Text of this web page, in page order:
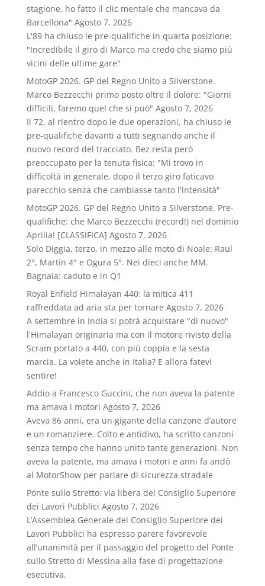
stagione, ho fatto il clic mentale che mancava da
Barcellona" Agosto 7, 2026
L'89 ha chiuso le pre-qualifiche in quarta posizione:
"Incredibile il giro di Marco ma credo che siamo più
vicini delle ultime gare"
MotoGP 2026. GP del Regno Unito a Silverstone.
Marco Bezzecchi primo posto oltre il dolore: "Giorni
difficili, faremo quel che si può" Agosto 7, 2026
Il 72, al rientro dopo le due operazioni, ha chiuso le
pre-qualifiche davanti a tutti segnando anche il
nuovo record del tracciato. Bez resta però
preoccupato per la tenuta fisica: "Mi trovo in
difficoltà in generale, dopo il terzo giro faticavo
parecchio senza che cambiasse tanto l'intensità"
MotoGP 2026. GP del Regno Unito a Silverstone. Pre-
qualifiche: che Marco Bezzecchi (record!) nel dominio
Aprilia! [CLASSIFICA] Agosto 7, 2026
Solo Diggia, terzo, in mezzo alle moto di Noale: Raul
2°, Martín 4° e Ogura 5°. Nei dieci anche MM.
Bagnaia: caduto e in Q1
Royal Enfield Himalayan 440: la mitica 411
raffreddata ad aria sta per tornare Agosto 7, 2026
A settembre in India si potrà acquistare "di nuovo"
l'Himalayan originaria ma con il motore rivisto della
Scram portato a 440, con più coppia e la sesta
marcia. La volete anche in Italia? E allora fatevi
sentire!
Addio a Francesco Guccini, che non aveva la patente
ma amava i motori Agosto 7, 2026
Aveva 86 anni, era un gigante della canzone d’autore
e un romanziere. Colto e antidivo, ha scritto canzoni
senza tempo che hanno unito tante generazioni. Non
aveva la patente, ma amava i motori e anni fa andò
al MotorShow per parlare di sicurezza stradale
Ponte sullo Stretto: via libera del Consiglio Superiore
dei Lavori Pubblici Agosto 7, 2026
L’Assemblea Generale del Consiglio Superiore dei
Lavori Pubblici ha espresso parere favorevole
all’unanimità per il passaggio del progetto del Ponte
sullo Stretto di Messina alla fase di progettazione
esecutiva.